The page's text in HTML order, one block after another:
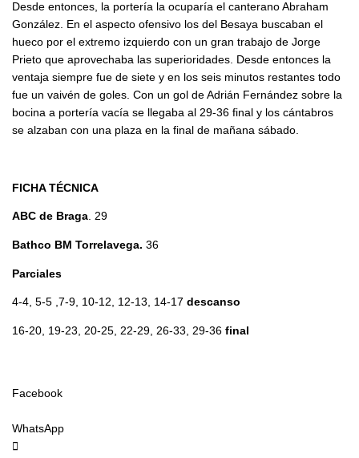
Desde entonces, la portería la ocuparía el canterano Abraham
González. En el aspecto ofensivo los del Besaya buscaban el
hueco por el extremo izquierdo con un gran trabajo de Jorge
Prieto que aprovechaba las superioridades. Desde entonces la
ventaja siempre fue de siete y en los seis minutos restantes todo
fue un vaivén de goles. Con un gol de Adrián Fernández sobre la
bocina a portería vacía se llegaba al 29-36 final y los cántabros
se alzaban con una plaza en la final de mañana sábado.
FICHA TÉCNICA
ABC de Braga. 29
Bathco BM Torrelavega. 36
Parciales
4-4, 5-5 ,7-9, 10-12, 12-13, 14-17 descanso
16-20, 19-23, 20-25, 22-29, 26-33, 29-36 final
Facebook
WhatsApp